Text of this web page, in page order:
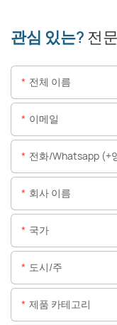
관심 있는? 전
전체 이름
이메일
전화/whatsapp (+
회사 이름
국가
도시/주
제품 카테고리